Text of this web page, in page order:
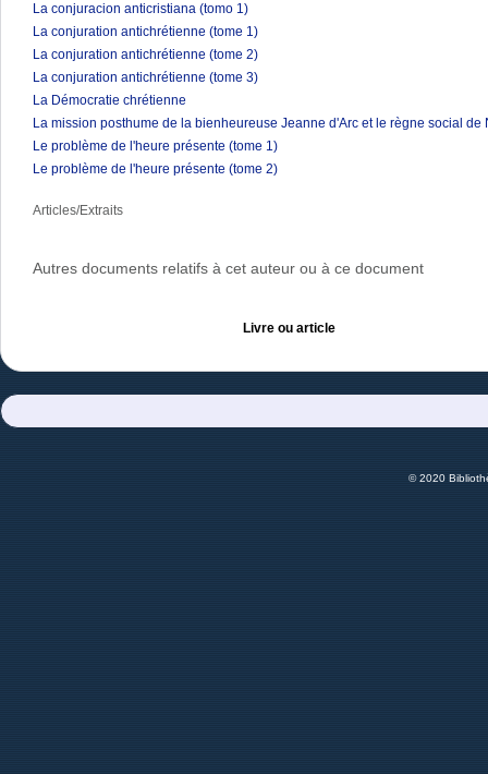
La conjuracion anticristiana (tomo 1)
La conjuration antichrétienne (tome 1)
La conjuration antichrétienne (tome 2)
La conjuration antichrétienne (tome 3)
La Démocratie chrétienne
La mission posthume de la bienheureuse Jeanne d'Arc et le règne social
Le problème de l'heure présente (tome 1)
Le problème de l'heure présente (tome 2)
Articles/Extraits
Autres documents relatifs à cet auteur ou à ce document
Livre ou article
© 2020